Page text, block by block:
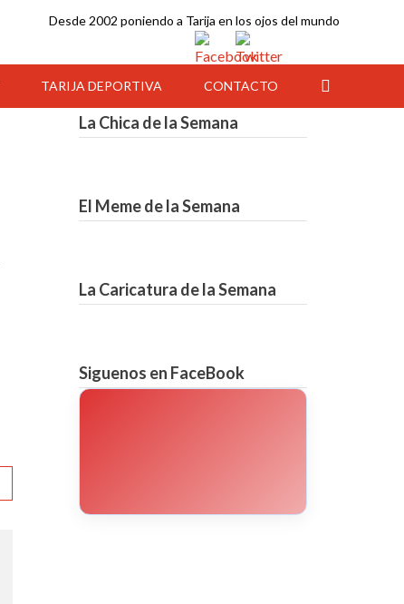
Desde 2002 poniendo a Tarija en los ojos del mundo
TARIJA DEPORTIVA CONTACTO
La Chica de la Semana
El Meme de la Semana
La Caricatura de la Semana
Siguenos en FaceBook